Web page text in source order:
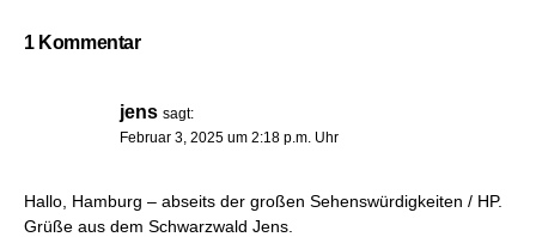
1 Kommentar
jens sagt:
Februar 3, 2025 um 2:18 p.m. Uhr
Hallo, Hamburg – abseits der großen Sehenswürdigkeiten / HP.
Grüße aus dem Schwarzwald Jens.